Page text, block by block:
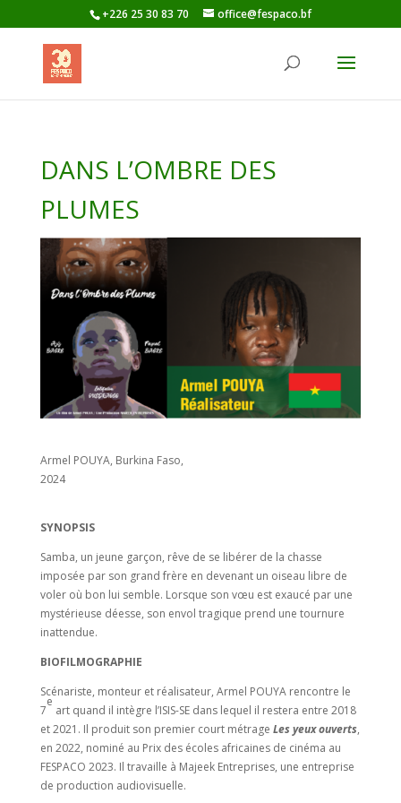
+226 25 30 83 70 office@fespaco.bf
DANS L’OMBRE DES
PLUMES
Armel POUYA, Burkina Faso,
2024
SYNOPSIS
Samba, un jeune garçon, rêve de se libérer de la chasse
imposée par son grand frère en devenant un oiseau libre de
voler où bon lui semble. Lorsque son vœu est exaucé par une
mystérieuse déesse, son envol tragique prend une tournure
inattendue.
BIOFILMOGRAPHIE
Scénariste, monteur et réalisateur, Armel POUYA rencontre le
7
e
art quand il intègre l’ISIS-SE dans lequel il restera entre 2018
et 2021. Il produit son premier court métrage Les yeux ouverts,
en 2022, nominé au Prix des écoles africaines de cinéma au
FESPACO 2023. Il travaille à Majeek Entreprises, une entreprise
de production audiovisuelle.